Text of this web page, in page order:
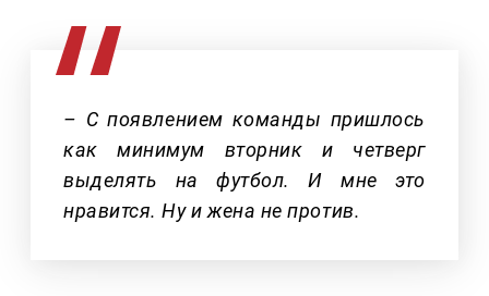
– С появлением команды пришлось
как минимум вторник и четверг
выделять на футбол. И мне это
нравится. Ну и жена не против.